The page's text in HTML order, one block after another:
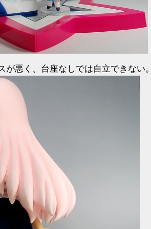
が悪く、台座なしでは自立できない